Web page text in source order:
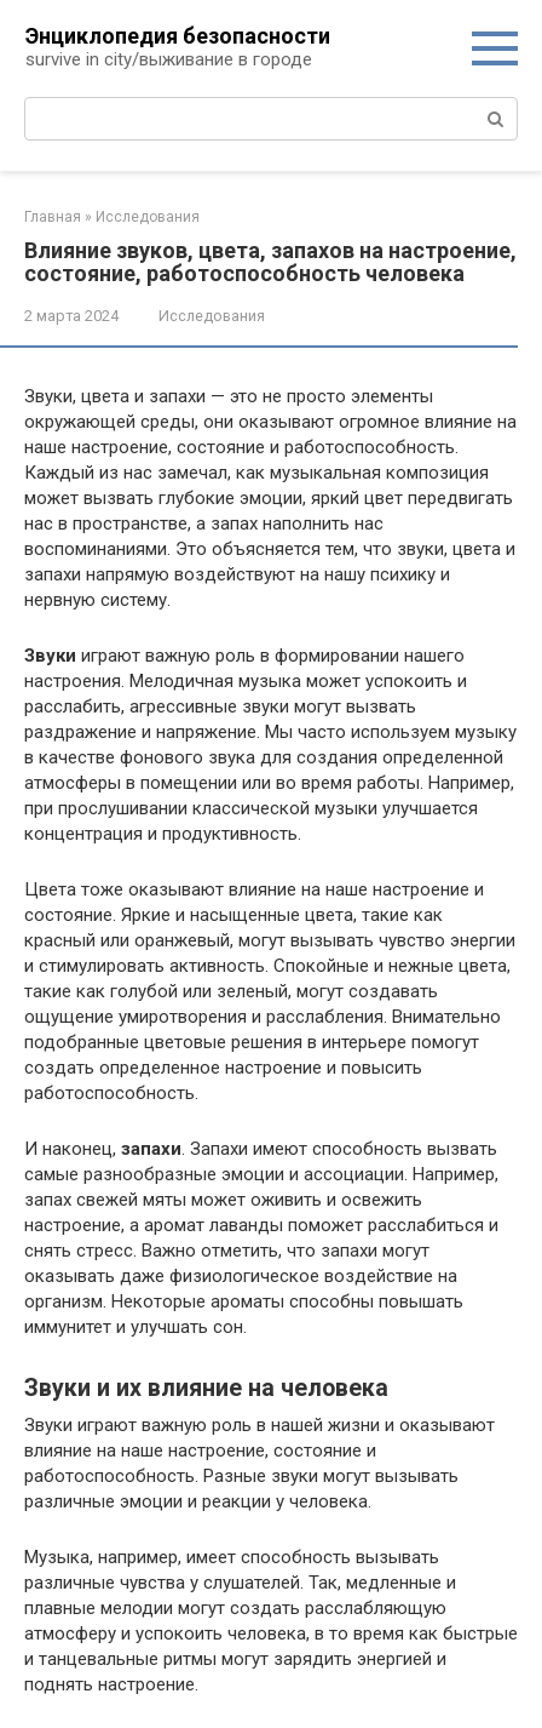
контенту
Энциклопедия безопасности
survive in city/выживание в городе
Поиск:
Главная » Исследования
Влияние звуков, цвета, запахов на настроение,
состояние, работоспособность человека
2 марта 2024 Исследования
Звуки, цвета и запахи — это не просто элементы
окружающей среды, они оказывают огромное влияние на
наше настроение, состояние и работоспособность.
Каждый из нас замечал, как музыкальная композиция
может вызвать глубокие эмоции, яркий цвет передвигать
нас в пространстве, а запах наполнить нас
воспоминаниями. Это объясняется тем, что звуки, цвета и
запахи напрямую воздействуют на нашу психику и
нервную систему.
Звуки играют важную роль в формировании нашего
настроения. Мелодичная музыка может успокоить и
расслабить, агрессивные звуки могут вызвать
раздражение и напряжение. Мы часто используем музыку
в качестве фонового звука для создания определенной
атмосферы в помещении или во время работы. Например,
при прослушивании классической музыки улучшается
концентрация и продуктивность.
Цвета тоже оказывают влияние на наше настроение и
состояние. Яркие и насыщенные цвета, такие как
красный или оранжевый, могут вызывать чувство энергии
и стимулировать активность. Спокойные и нежные цвета,
такие как голубой или зеленый, могут создавать
ощущение умиротворения и расслабления. Внимательно
подобранные цветовые решения в интерьере помогут
создать определенное настроение и повысить
работоспособность.
И наконец, запахи. Запахи имеют способность вызвать
самые разнообразные эмоции и ассоциации. Например,
запах свежей мяты может оживить и освежить
настроение, а аромат лаванды поможет расслабиться и
снять стресс. Важно отметить, что запахи могут
оказывать даже физиологическое воздействие на
организм. Некоторые ароматы способны повышать
иммунитет и улучшать сон.
Звуки и их влияние на человека
Звуки играют важную роль в нашей жизни и оказывают
влияние на наше настроение, состояние и
работоспособность. Разные звуки могут вызывать
различные эмоции и реакции у человека.
Музыка, например, имеет способность вызывать
различные чувства у слушателей. Так, медленные и
плавные мелодии могут создать расслабляющую
атмосферу и успокоить человека, в то время как быстрые
и танцевальные ритмы могут зарядить энергией и
поднять настроение.